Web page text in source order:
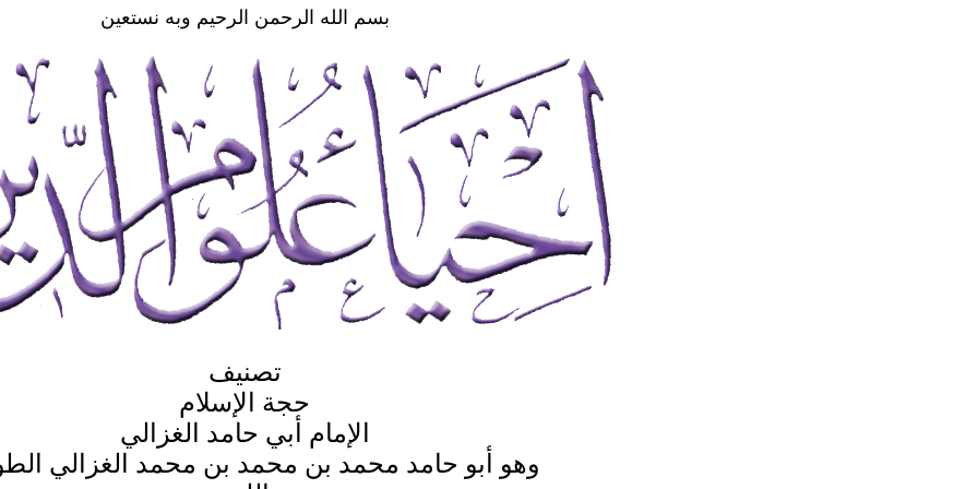
بسم الله الرحمن الرحيم وبه نستعين
تصنيف
حجة الإسلام
الإمام أبي حامد الغزالي
وهو أبو حامد محمد بن محمد بن محمد الغزالي